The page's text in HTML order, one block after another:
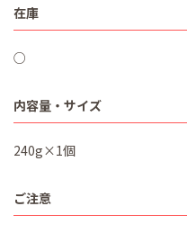
在庫
○
内容量・サイズ
240g×1個
ご注意